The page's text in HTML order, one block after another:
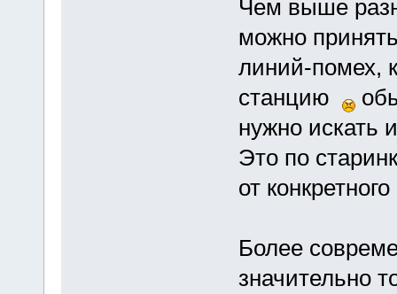
Чем выше
можно
линий-помех,
станцию
нужно искать
Это по
от
Более
значительно